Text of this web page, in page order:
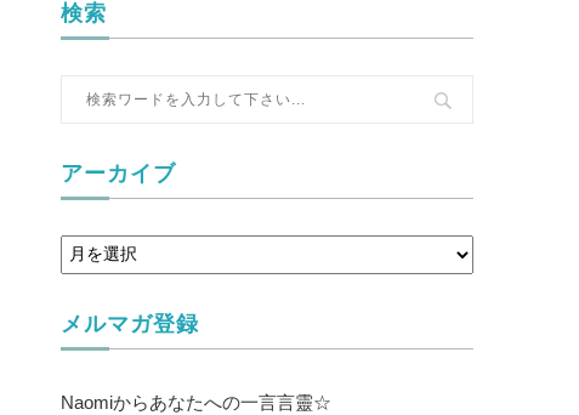
検索
アーカイブ
メルマガ登録
Naomiからあなたへの一言言靈☆